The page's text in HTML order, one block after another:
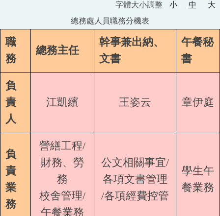
字體大小調整 小 中
大
總務處人員職務分機表
職
務
總務主任
幹事兼出納、
文書
午餐秘
書
負
責
人
江凱繽 王姿云 章伊庭
負
責
業
務
營繕工程/
財務、勞
務
校舍管理/
午餐業務
公文相關事宜/
各項文書管理
/各項經費控管
學生午
餐業務